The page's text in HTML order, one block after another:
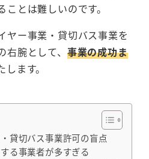
とは難しいのです。
ヤー事業・貸切バス事業を
腕として、 事業の成功ま
します。
貸切バス事業許可の盲点
る事業者が多すぎる